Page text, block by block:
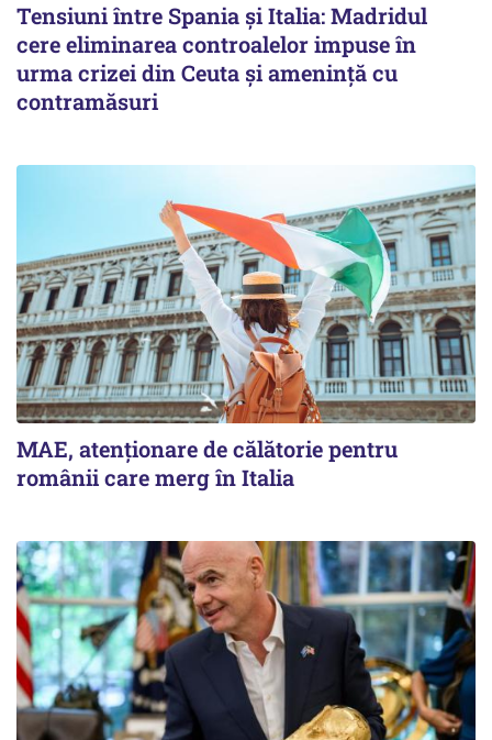
Tensiuni între Spania și Italia: Madridul
cere eliminarea controalelor impuse în
urma crizei din Ceuta și amenință cu
contramăsuri
MAE, atenționare de călătorie pentru
românii care merg în Italia